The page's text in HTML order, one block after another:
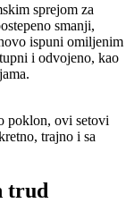
sprejom za
smanji,
ispuni omiljenim
i odvojeno, kao
poklon, ovi setovi
trajno i sa
trud